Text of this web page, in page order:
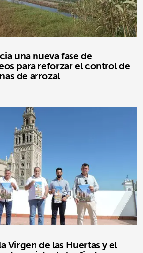
una nueva fase de
para reforzar el control de
de arrozal
Virgen de las Huertas y el